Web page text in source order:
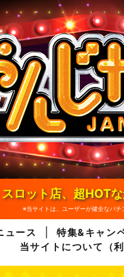
ロット店、超HOT
※当サイトは、ユーザーが健全なパチ
ュース 特集&キャン
当サイトについて（利